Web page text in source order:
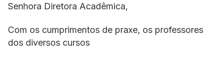
Senhora Diretora Acadêmica,
Com os cumprimentos de praxe, os professores
dos diversos cursos